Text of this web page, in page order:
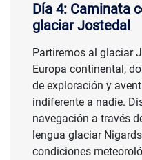
Día 4: Caminata
glaciar Jostedal
Partiremos al glaciar
Europa continental,
de exploración y
indiferente a nadie.
navegación a través
lengua glaciar
condiciones